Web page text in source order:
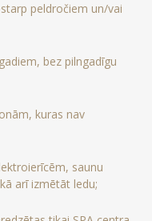
peldročiem un/vai
bez pilngadīgu
kuras nav
saunu
arī izmētāt ledu;